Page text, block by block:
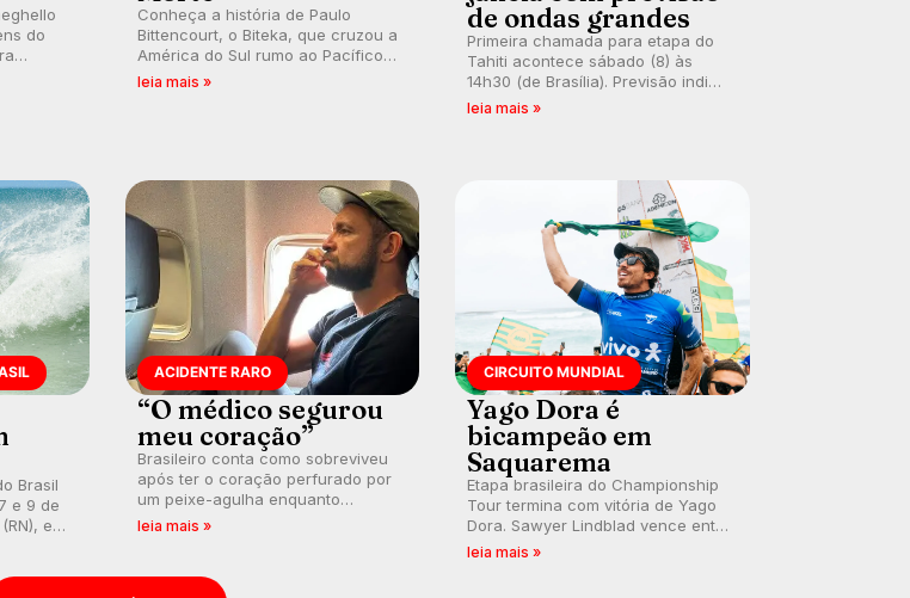
do
visão
Conheça a história de Paulo
Bittencourt, o Biteka, que cruzou a
América do Sul rumo ao Pacífico
em uma jornada que se tornou um
leia mais »
de ondas grandes
Primeira chamada para etapa do
Tahiti acontece sábado (8) às
14h30 (de Brasília). Previsão indica
swell consistente. Medina
leia mais »
Brasil
e 9 de
em
ACIDENTE RARO
“O médico segurou
meu coração”
Brasileiro conta como sobreviveu
após ter o coração perfurado por
um peixe-agulha enquanto
surfava na Costa Rica.
leia mais »
CIRCUITO MUNDIAL
Yago Dora é
bicampeão em
Saquarema
Etapa brasileira do Championship
Tour termina com vitória de Yago
Dora. Sawyer Lindblad vence entre
as mulheres e Leonardo Fioravanti
leia mais »